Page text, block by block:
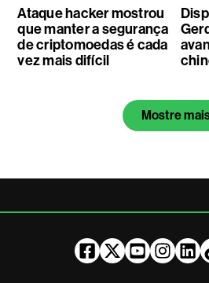
Ataque hacker mostrou
que manter a segurança
de criptomoedas é cada
vez mais difícil
Mostre